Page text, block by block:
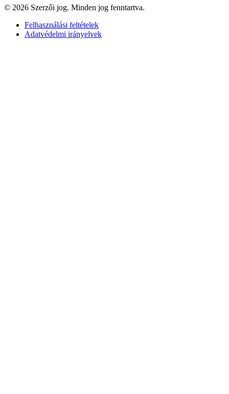
© 2026 Szerzői jog. Minden jog fenntartva.
Felhasználási feltételek
Adatvédelmi irányelvek